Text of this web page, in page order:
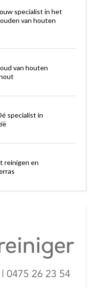
specialist in het
van houten
van houten
specialist in
reinigen en